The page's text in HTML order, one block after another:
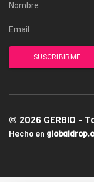
© 2026 GERBIO -
Hecho en